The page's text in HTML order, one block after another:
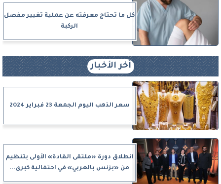
كل ما تحتاج معرفته عن عملية تغيير مفصل
الركبة
آخر الأخبار
سعر الذهب اليوم الجمعة 23 فبراير 2024
انطلاق دورة «ملتقى القادة» الأولى بتنظيم
من «بزنس بالعربي» في احتفالية كبرى...